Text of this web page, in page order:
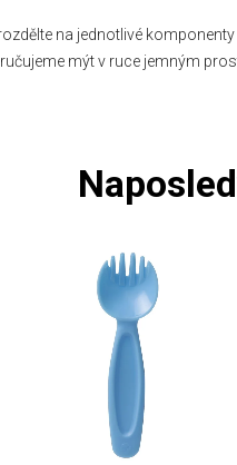
na jednotlivé
mýt v ruce jemným